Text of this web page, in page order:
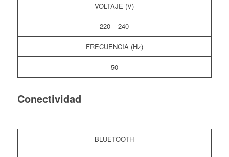
VOLTAJE (V)
220 – 240
FRECUENCIA (Hz)
50
Conectividad
BLUETOOTH